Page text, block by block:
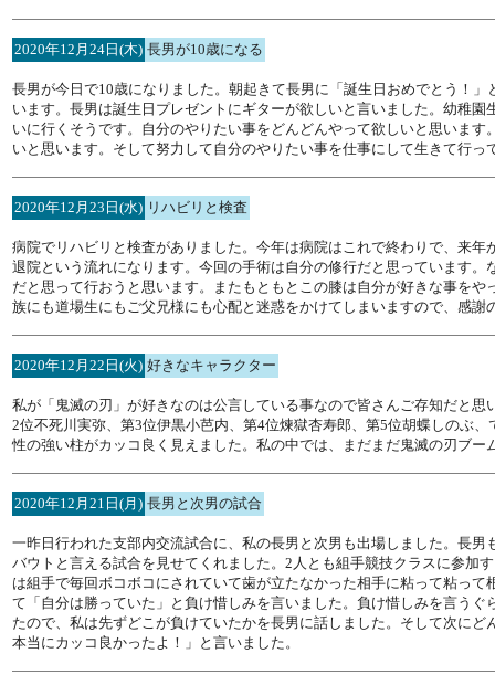
2020年12月24日(木) 長男が10歳になる
長男が今日で10歳になりました。朝起きて長男に「誕生日おめでとう！
います。長男は誕生日プレゼントにギターが欲しいと言いました。幼稚
いに行くそうです。自分のやりたい事をどんどんやって欲しいと思いま
いと思います。そして努力して自分のやりたい事を仕事にして生きて行
2020年12月23日(水) リハビリと検査
病院でリハビリと検査がありました。今年は病院はこれで終わりで、来
退院という流れになります。今回の手術は自分の修行だと思っています
だと思って行おうと思います。またもともとこの膝は自分が好きな事を
族にも道場生にもご父兄様にも心配と迷惑をかけてしまいますので、感謝
2020年12月22日(火) 好きなキャラクター
私が「鬼滅の刃」が好きなのは公言している事なので皆さんご存知だと
2位不死川実弥、第3位伊黒小芭内、第4位煉獄杏寿郎、第5位胡蝶しのぶ
性の強い柱がカッコ良く見えました。私の中では、まだまだ鬼滅の刃ブ
2020年12月21日(月) 長男と次男の試合
一昨日行われた支部内交流試合に、私の長男と次男も出場しました。長
バウトと言える試合を見せてくれました。2人とも組手競技クラスに参加
は組手で毎回ボコボコにされていて歯が立たなかった相手に粘って粘っ
て「自分は勝っていた」と負け惜しみを言いました。負け惜しみを言う
たので、私は先ずどこが負けていたかを長男に話しました。そして次に
本当にカッコ良かったよ！」と言いました。